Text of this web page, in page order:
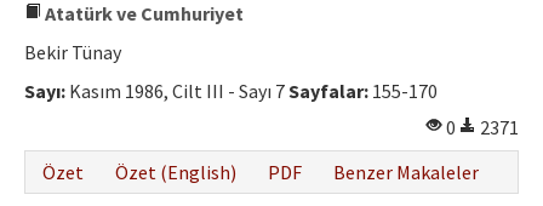
Atatürk ve Cumhuriyet
Bekir Tünay
Sayı: Kasım 1986, Cilt III - Sayı 7Sayfalar: 155-170
0
2371
Özet
Özet (English) PDF Benzer Makaleler